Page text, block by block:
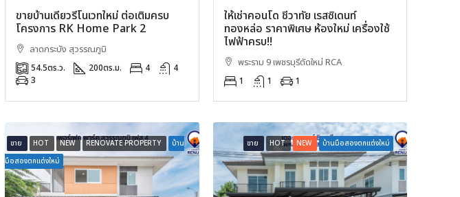
ขายบ้านเดี่ยวรีโนเวทใหม่ ต่อเติมครบ
โครงการ RK Home Park 2
ลาดกระบัง สุวรรณภูมิ
54.5ตร.ว. 200ตร.ม. 4
4
3
ให้เช่าคอนโด ชีวาทัย เรสซิเดนท์
ทองหล่อ ราคาพิเศษ ห้องใหม่ เครื่องใช้
ไฟฟ้าครบ!!
พระราม 9 เพชรบุรีตัดใหม่ RCA
1 1 1
ขาย HOT NEW RENOVATE PROPERTY
บ้าน
มือสองตกแต่งใหม่
ขาย HOT NEW บ้านมือสองตกแต่งใหม่